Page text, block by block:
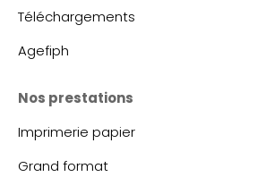
Téléchargements
Agefiph
Nos prestations
Imprimerie papier
Grand format